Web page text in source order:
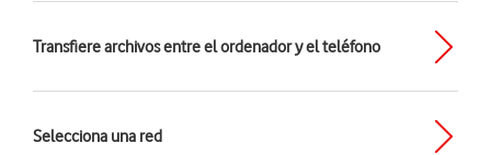
Transfiere archivos entre el ordenador y el teléfono
Selecciona una red